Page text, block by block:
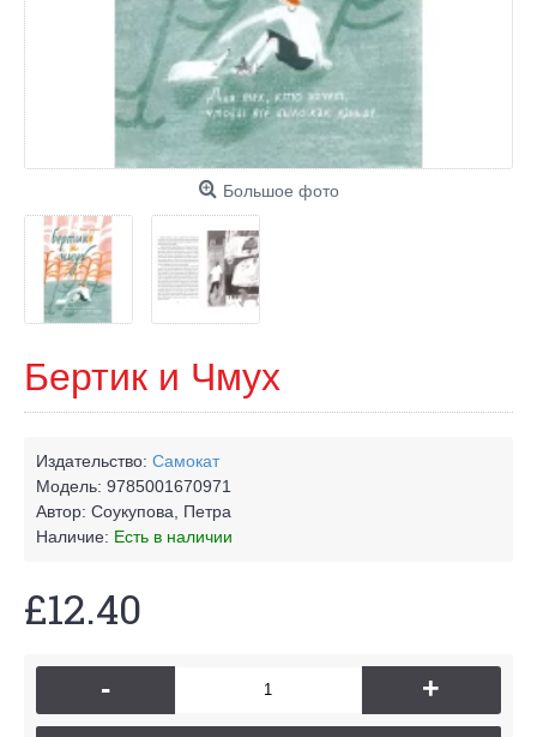
Большое фото
Бертик и Чмух
Издательство: Самокат
Модель: 9785001670971
Автор: Соукупова, Петра
Наличие: Есть в наличии
£12.40
- +